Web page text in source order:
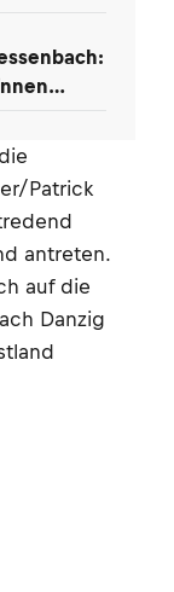
Patrick
antreten.
auf die
Danzig